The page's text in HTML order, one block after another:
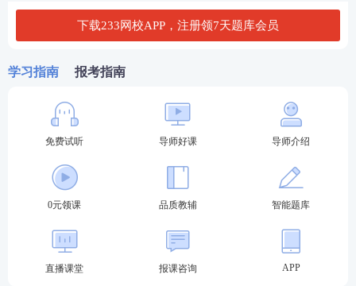
NO.2消防学霸 （110+份）
一级消防工程师学霸资料包，消防学霸压箱底的精选
资料，上传在资料下载模块，陆续更新，下载APP就
可以把资料放到口袋里随时随地看一看。包含：历年
真题，高频考点，备考经验，月考试卷，模拟套题，
命中题等。
下载233网校APP，注册领7天题库会员
学习指南 报考指南
免费试听 导师好课 导师介绍
0元领课 品质教辅 智能题库
直播课堂 报课咨询 APP